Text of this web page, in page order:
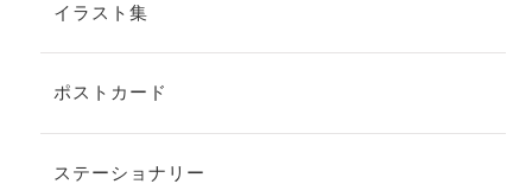
イラスト集
ポストカード
ステーショナリー